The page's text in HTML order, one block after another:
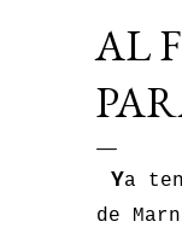
AL
Ya
de